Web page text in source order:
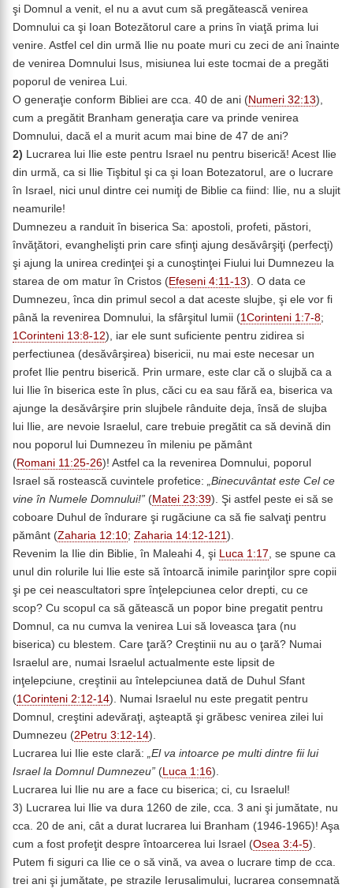
şi Domnul a venit, el nu a avut cum să pregătească venirea
Domnului ca şi Ioan Botezătorul care a prins în viaţă prima lui
venire. Astfel cel din urmă Ilie nu poate muri cu zeci de ani înainte
de venirea Domnului Isus, misiunea lui este tocmai de a pregăti
poporul de venirea Lui.
O generaţie conform Bibliei are cca. 40 de ani (Numeri 32:13),
cum a pregătit Branham generaţia care va prinde venirea
Domnului, dacă el a murit acum mai bine de 47 de ani?
2) Lucrarea lui Ilie este pentru Israel nu pentru biserică! Acest Ilie
din urmă, ca si Ilie Tişbitul şi ca şi Ioan Botezatorul, are o lucrare
în Israel, nici unul dintre cei numiţi de Biblie ca fiind: Ilie, nu a slujit
neamurile!
Dumnezeu a randuit în biserica Sa: apostoli, profeti, păstori,
învăţători, evanghelişti prin care sfinţi ajung desăvârşiţi (perfecţi)
şi ajung la unirea credinţei şi a cunoştinţei Fiului lui Dumnezeu la
starea de om matur în Cristos (Efeseni 4:11-13). O data ce
Dumnezeu, înca din primul secol a dat aceste slujbe, şi ele vor fi
până la revenirea Domnului, la sfârşitul lumii (1Corinteni 1:7-8;
1Corinteni 13:8-12), iar ele sunt suficiente pentru zidirea si
perfectiunea (desăvârşirea) bisericii, nu mai este necesar un
profet Ilie pentru biserică. Prin urmare, este clar că o slujbă ca a
lui Ilie în biserica este în plus, căci cu ea sau fără ea, biserica va
ajunge la desăvârşire prin slujbele rânduite deja, însă de slujba
lui Ilie, are nevoie Israelul, care trebuie pregătit ca să devină din
nou poporul lui Dumnezeu în mileniu pe pământ
(Romani 11:25-26)! Astfel ca la revenirea Domnului, poporul
Israel să rostească cuvintele profetice: „Binecuvântat este Cel ce
vine în Numele Domnului!” (Matei 23:39). Şi astfel peste ei să se
coboare Duhul de îndurare şi rugăciune ca să fie salvaţi pentru
pământ (Zaharia 12:10; Zaharia 14:12-121).
Revenim la Ilie din Biblie, în Maleahi 4, şi Luca 1:17, se spune ca
unul din rolurile lui Ilie este să întoarcă inimile parinţilor spre copii
şi pe cei neascultatori spre înţelepciunea celor drepti, cu ce
scop? Cu scopul ca să gătească un popor bine pregatit pentru
Domnul, ca nu cumva la venirea Lui să loveasca ţara (nu
biserica) cu blestem. Care ţară? Creştinii nu au o ţară? Numai
Israelul are, numai Israelul actualmente este lipsit de
inţelepciune, creştinii au întelepciunea dată de Duhul Sfant
(1Corinteni 2:12-14). Numai Israelul nu este pregatit pentru
Domnul, creştini adevăraţi, aşteaptă şi grăbesc venirea zilei lui
Dumnezeu (2Petru 3:12-14).
Lucrarea lui Ilie este clară: „El va intoarce pe multi dintre fii lui
Israel la Domnul Dumnezeu” (Luca 1:16).
Lucrarea lui Ilie nu are a face cu biserica; ci, cu Israelul!
3) Lucrarea lui Ilie va dura 1260 de zile, cca. 3 ani şi jumătate, nu
cca. 20 de ani, cât a durat lucrarea lui Branham (1946-1965)! Aşa
cum a fost profeţit despre întoarcerea lui Israel (Osea 3:4-5).
Putem fi siguri ca Ilie ce o să vină, va avea o lucrare timp de cca.
trei ani şi jumătate, pe strazile Ierusalimului, lucrarea consemnată